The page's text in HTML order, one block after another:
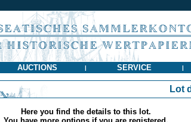
AUCTIONS | SERVICE |
Lot
Here you find the details to this lot.